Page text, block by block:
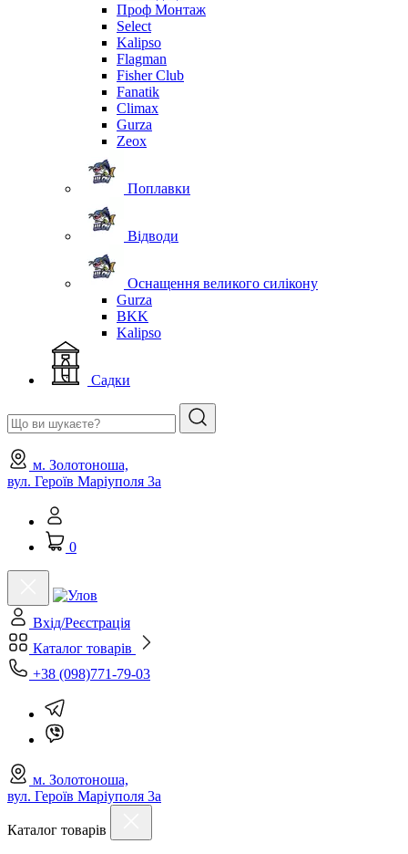
Проф Монтаж
Select
Kalipso
Flagman
Fisher Club
Fanatik
Climax
Gurza
Zeox
Поплавки
Відводи
Оснащення великого силікону
Gurza
BKK
Kalipso
Садки
м. Золотоноша,
вул. Героїв Маріуполя 3а
0
Вхід/Реєстрація
Каталог товарів
+38 (098)771-79-03
м. Золотоноша,
вул. Героїв Маріуполя 3а
Каталог товарів